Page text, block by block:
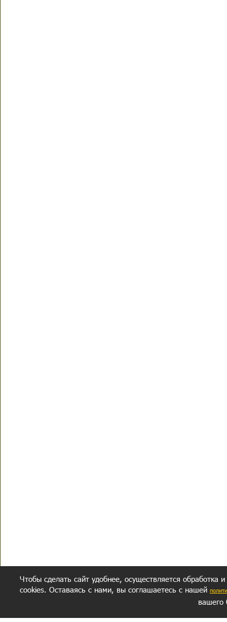
Чтобы сделать сайт удобнее, осуществляется обработка
cookies. Оставаясь с нами, вы соглашаетесь с нашей
вашего